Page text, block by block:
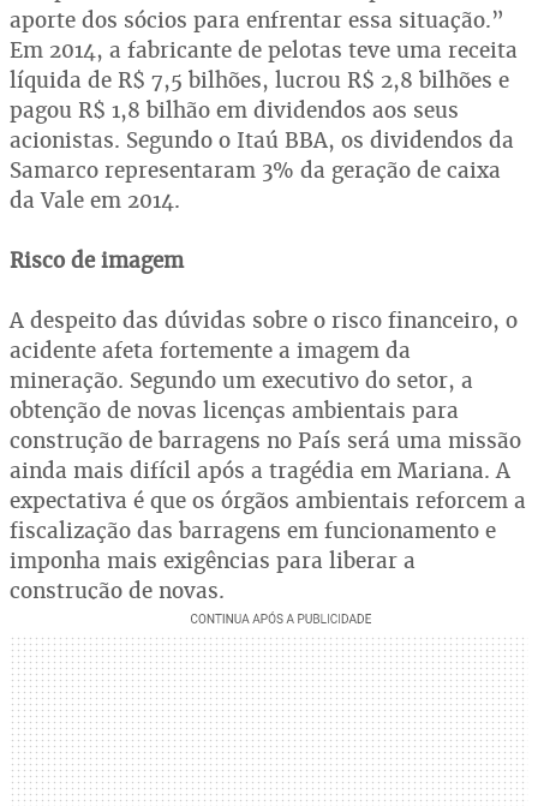
aporte dos sócios para enfrentar essa situação.”
Em 2014, a fabricante de pelotas teve uma receita
líquida de R$ 7,5 bilhões, lucrou R$ 2,8 bilhões e
pagou R$ 1,8 bilhão em dividendos aos seus
acionistas. Segundo o Itaú BBA, os dividendos da
Samarco representaram 3% da geração de caixa
da Vale em 2014.
Risco de imagem
A despeito das dúvidas sobre o risco financeiro, o
acidente afeta fortemente a imagem da
mineração. Segundo um executivo do setor, a
obtenção de novas licenças ambientais para
construção de barragens no País será uma missão
ainda mais difícil após a tragédia em Mariana. A
expectativa é que os órgãos ambientais reforcem a
fiscalização das barragens em funcionamento e
imponha mais exigências para liberar a
construção de novas.